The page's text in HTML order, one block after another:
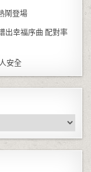
鬧登場
出幸福序曲 配對率
安全